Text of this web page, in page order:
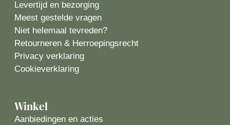
Levertijd en bezorging
Meest gestelde vragen
Niet helemaal tevreden?
Retourneren & Herroepingsrecht
Privacy verklaring
Cookieverklaring
Winkel
Aanbiedingen en acties